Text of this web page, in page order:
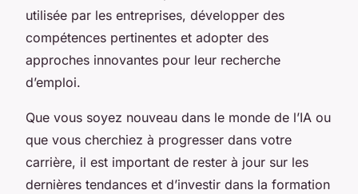
utilisée par les entreprises, développer des
compétences pertinentes et adopter des
approches innovantes pour leur recherche
d’emploi.
Que vous soyez nouveau dans le monde de l’IA ou
que vous cherchiez à progresser dans votre
carrière, il est important de rester à jour sur les
dernières tendances et d’investir dans la formation